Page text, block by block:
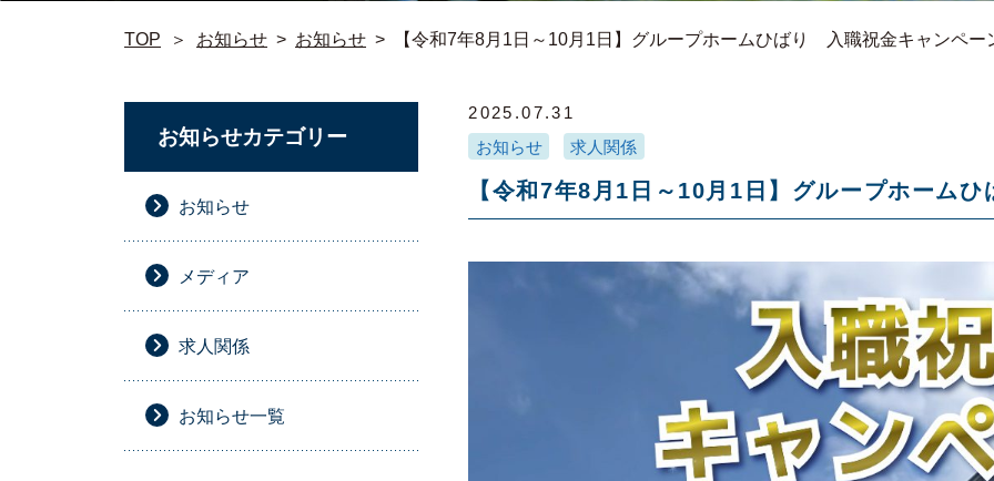
TOP ＞ お知らせ > お知らせ > 【令和7年8月1日～10月1日】グループホームひばり 入職祝金キャンペー
2025.07.31
お知らせ
求人関係
【令和7年8月1日～10月1日】グループホーム
お知らせカテゴリー
お知らせ
メディア
求人関係
お知らせ一覧